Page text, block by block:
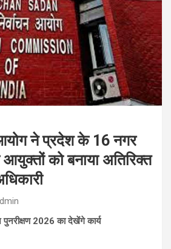
आयोग ने प्रदेश के 16 नगर
को बनाया अतिरिक्त
2026 का देखेंगे कार्य